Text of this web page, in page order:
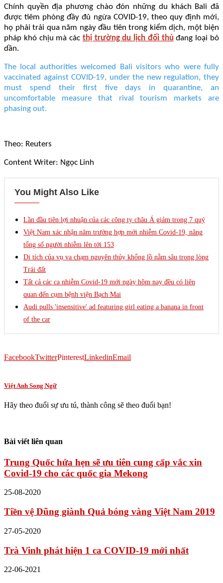
Chính quyền địa phương chào đón những du khách Bali đã
được tiêm phòng đầy đủ ngừa COVID-19, theo quy định mới,
họ phải trải qua năm ngày đầu tiên trong kiểm dịch, một biện
pháp khó chịu mà các thị trường du lịch đối thủ đang loại bỏ
dần.
The local authorities welcomed Bali visitors who were fully
vaccinated against COVID-19, under the new regulation, they
must spend their first five days in quarantine, an
uncomfortable measure that rival tourism markets are
phasing out.
Theo: Reuters
Content Writer: Ngọc Linh
You Might Also Like
Lần đầu tiên lợi nhuận của các công ty châu Á giảm trong 7 quý
Việt Nam xác nhận năm trường hợp mới nhiễm Covid-19, nâng
tổng số người nhiễm lên tới 153
Di tích của vụ va chạm nguyên thủy khổng lồ nằm sâu trong lòng
Trái đất
Tất cả các ca nhiễm Covid-19 mới ngày hôm nay đều có liên
quan đến cụm bệnh viện Bạch Mai
Audi pulls 'insensitive' ad featuring girl eating a banana in front
of the car
FacebookTwitterPinterestLinkedinEmail
Việt Anh Song Ngữ
Hãy theo đuổi sự ưu tú, thành công sẽ theo đuổi bạn!
Bài viết liên quan
Trung Quốc hứa hẹn sẽ ưu tiên cung cấp vắc xin
Covid-19 cho các quốc gia Mekong
25-08-2020
Tiền vệ Dũng giành Quả bóng vàng Việt Nam 2019
27-05-2020
Trà Vinh phát hiện 1 ca COVID-19 mới nhất
22-06-2021